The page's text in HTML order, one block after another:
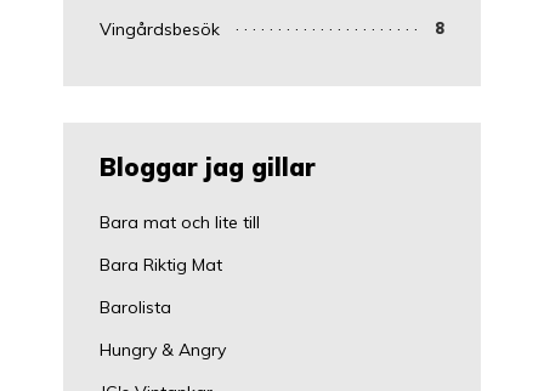
Vingårdsbesök 8
Bloggar jag gillar
Bara mat och lite till
Bara Riktig Mat
Barolista
Hungry & Angry